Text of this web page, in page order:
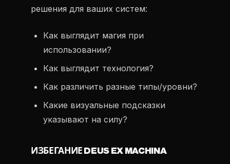
решения для ваших систем:
Как выглядит магия при
использовании?
Как выглядит технология?
Как различить разные типы/уровни?
Какие визуальные подсказки
указывают на силу?
ИЗБЕГАНИЕ DEUS EX MACHINA